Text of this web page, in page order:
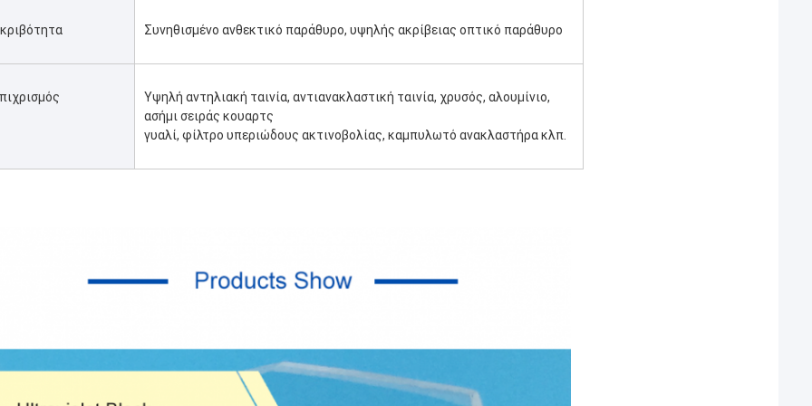
Συνηθισμένο ανθεκτικό παράθυρο, υψηλής ακρίβειας οπτικό παράθυρο
Υψηλή αντηλιακή ταινία, αντιανακλαστική ταινία, χρυσός, αλουμίνιο,
ασήμι σειράς κουαρτς
γυαλί, φίλτρο υπεριώδους ακτινοβολίας, καμπυλωτό ανακλαστήρα κλπ.